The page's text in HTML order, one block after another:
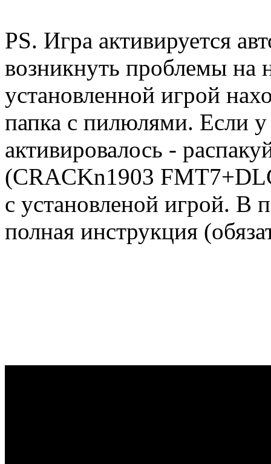
PS. Игра активируется
возникнуть проблемы на
установленной игрой
папка с пилюлями. Если
активировалось -
(CRACKn1903
с установленой игрой. В
полная инструкция